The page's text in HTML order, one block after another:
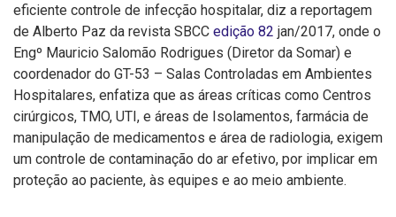
eficiente controle de infecção hospitalar, diz a reportagem
de Alberto Paz da revista SBCC edição 82 jan/2017, onde o
Engº Mauricio Salomão Rodrigues (Diretor da Somar) e
coordenador do GT-53 – Salas Controladas em Ambientes
Hospitalares, enfatiza que as áreas críticas como Centros
cirúrgicos, TMO, UTI, e áreas de Isolamentos, farmácia de
manipulação de medicamentos e área de radiologia, exigem
um controle de contaminação do ar efetivo, por implicar em
proteção ao paciente, às equipes e ao meio ambiente.